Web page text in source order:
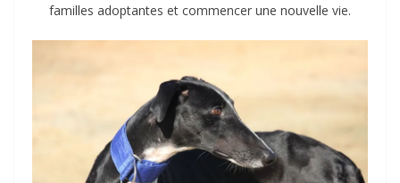
familles adoptantes et commencer une nouvelle vie.